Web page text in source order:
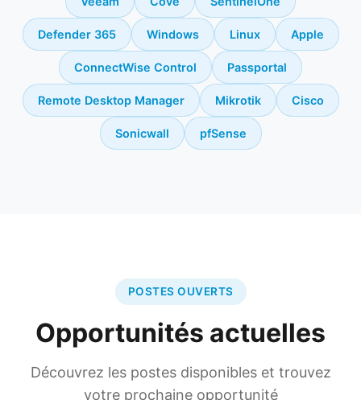
Defender 365 Windows Linux Apple
ConnectWise Control Passportal
Remote Desktop Manager Mikrotik Cisco
Sonicwall pfSense
POSTES OUVERTS
Opportunités actuelles
Découvrez les postes disponibles et trouvez
votre prochaine opportunité